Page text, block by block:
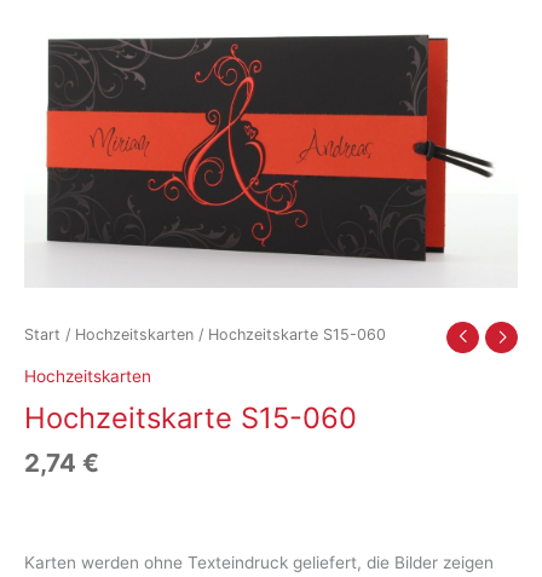
Start / Hochzeitskarten / Hochzeitskarte S15-060
Hochzeitskarten
Hochzeitskarte S15-060
2,74 €
Karten werden ohne Texteindruck geliefert, die Bilder zeigen